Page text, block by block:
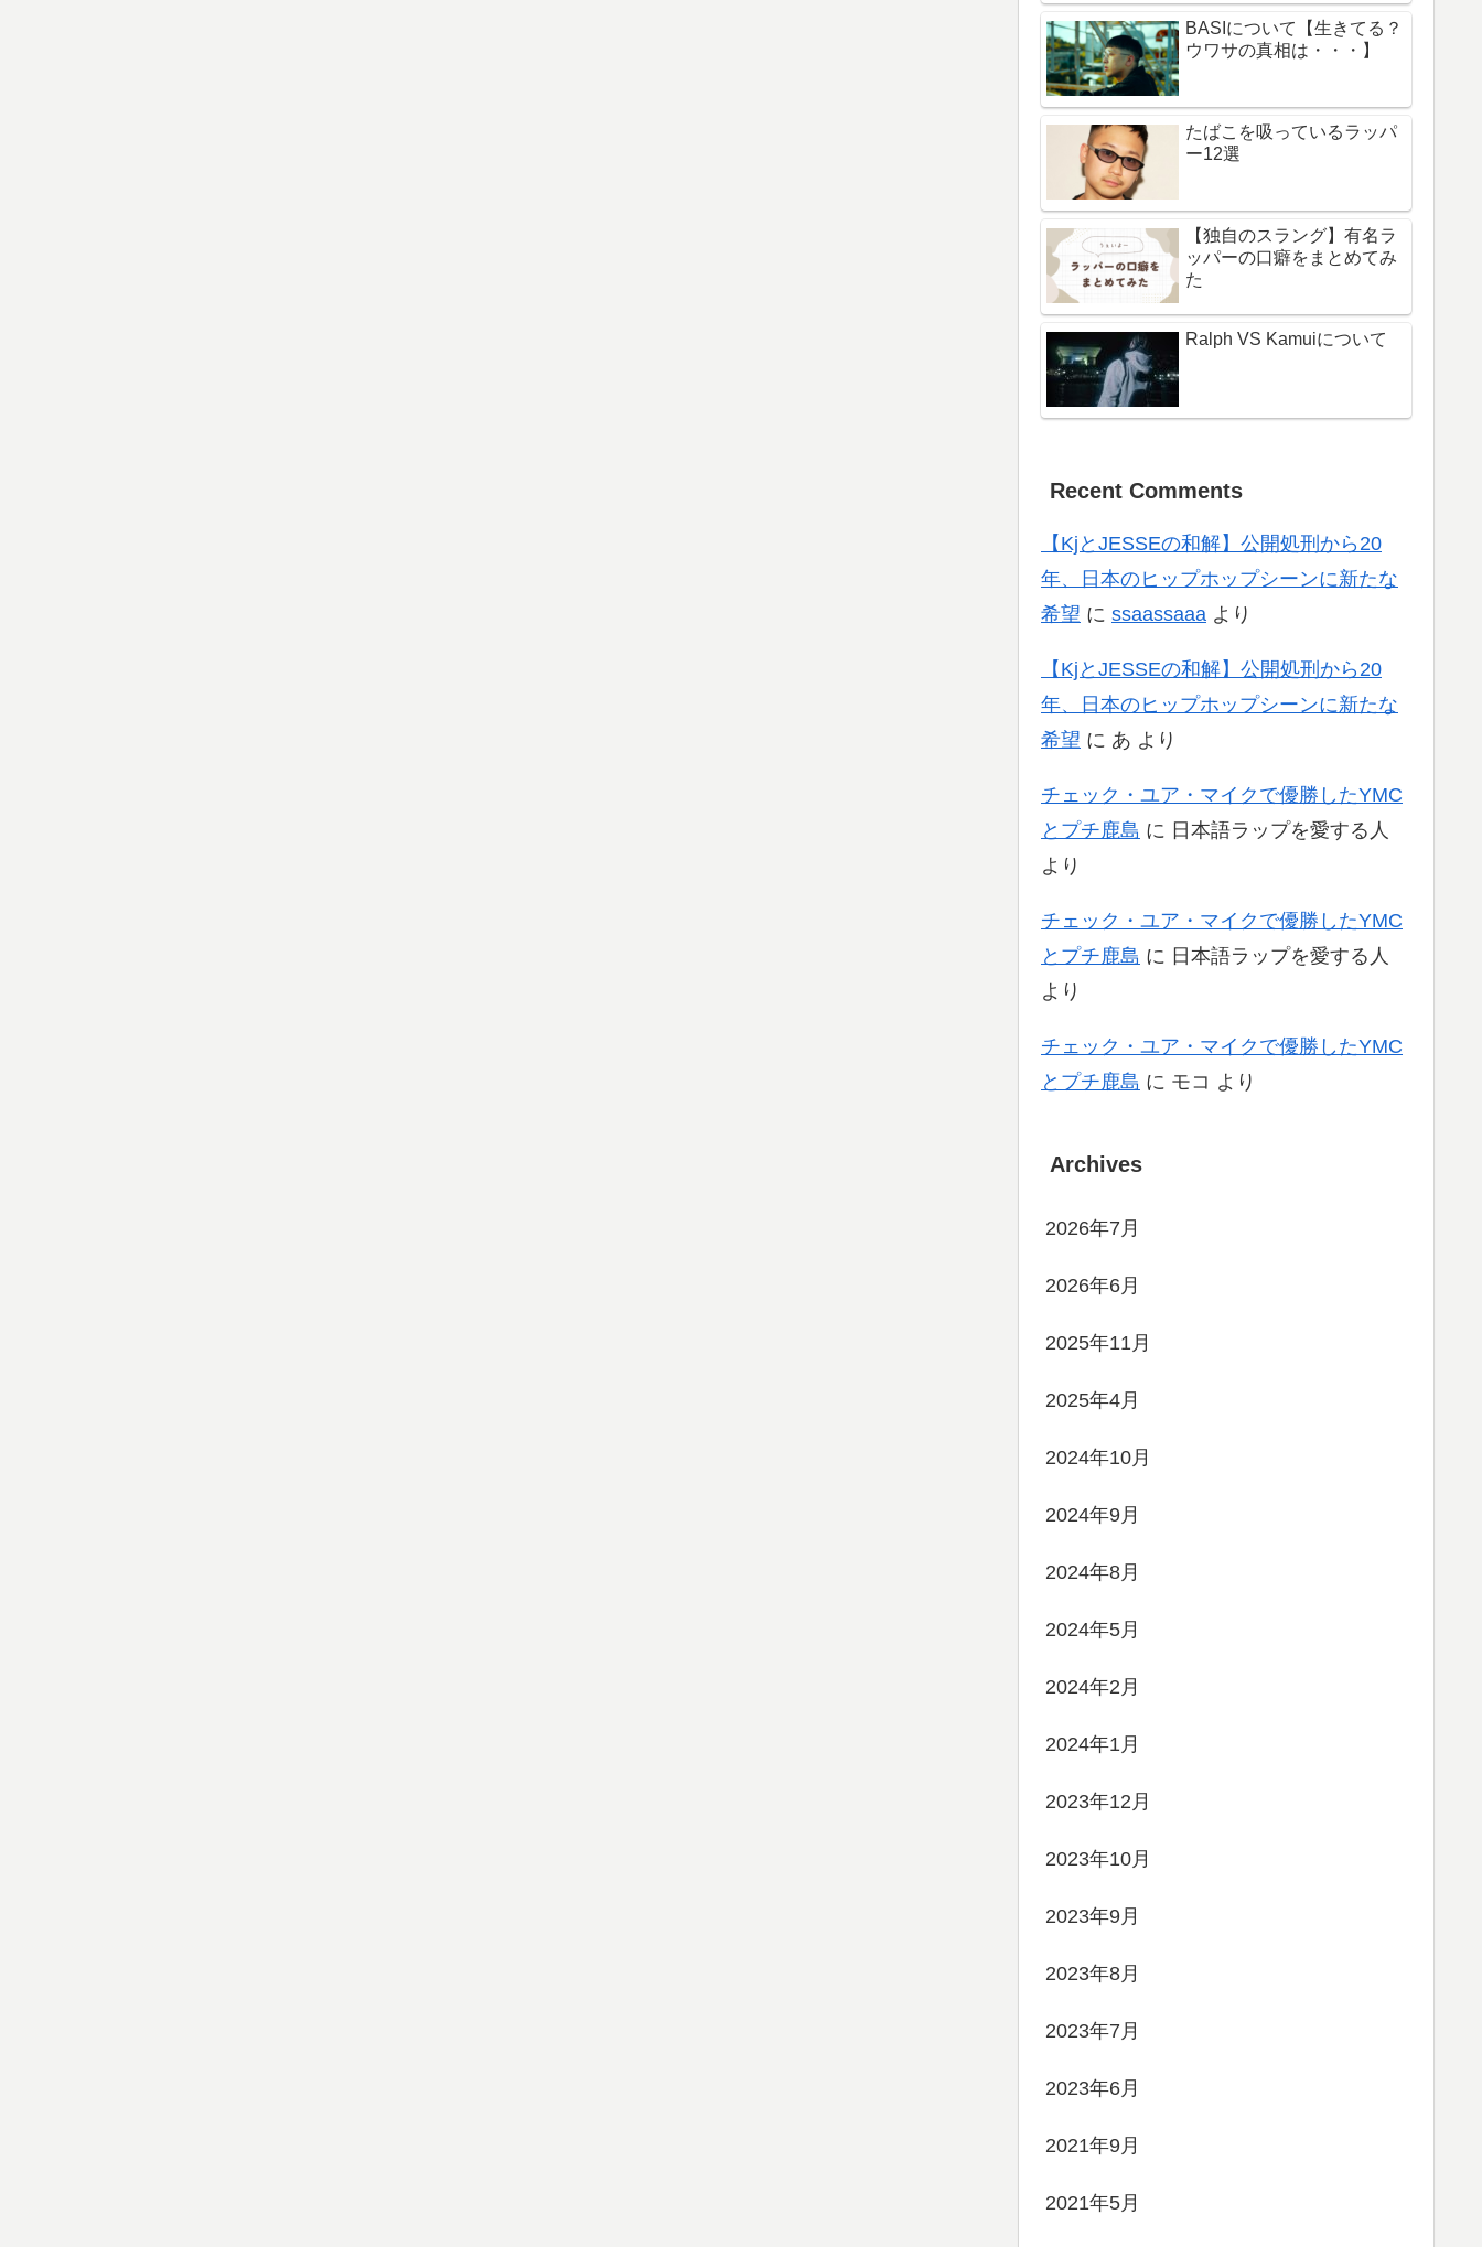
BASIについて【生きてる？
ウワサの真相は・・・】
たばこを吸っているラッパ
ー12選
【独自のスラング】有名ラ
ッパーの口癖をまとめてみ
た
Ralph VS Kamuiについて
Recent Comments
【KjとJESSEの和解】公開処刑から20
年、日本のヒップホップシーンに新たな
希望 に ssaassaaa より
【KjとJESSEの和解】公開処刑から20
年、日本のヒップホップシーンに新たな
希望 に あ より
チェック・ユア・マイクで優勝したYMC
とプチ鹿島 に 日本語ラップを愛する人
より
チェック・ユア・マイクで優勝したYMC
とプチ鹿島 に 日本語ラップを愛する人
より
チェック・ユア・マイクで優勝したYMC
とプチ鹿島 に モコ より
Archives
2026年7月
2026年6月
2025年11月
2025年4月
2024年10月
2024年9月
2024年8月
2024年5月
2024年2月
2024年1月
2023年12月
2023年10月
2023年9月
2023年8月
2023年7月
2023年6月
2021年9月
2021年5月